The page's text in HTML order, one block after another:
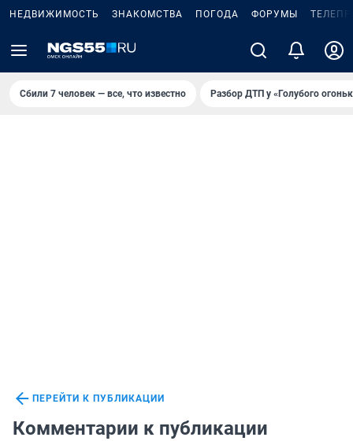
НЕДВИЖИМОСТЬ ЗНАКОМСТВА ПОГОДА ФОРУМЫ
Сбили 7 человек — все, что известно Разбор ДТП у «Голубого
ПЕРЕЙТИ К ПУБЛИКАЦИИ
Комментарии к публикации